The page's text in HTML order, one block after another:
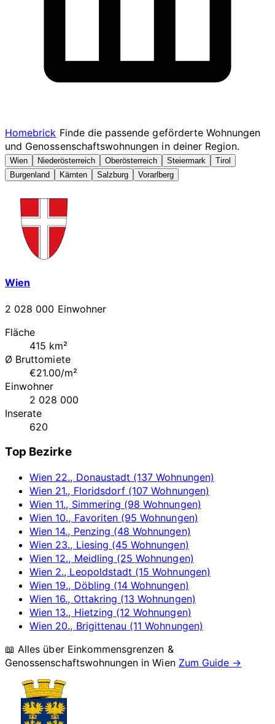
Homebrick Finde die passende geförderte Wohnungen
und Genossenschaftswohnungen in deiner Region.
Wien Niederösterreich Oberösterreich Steiermark
Tirol
Burgenland
Kärnten Salzburg Vorarlberg
Wien
2 028 000 Einwohner
Fläche
415 km²
Ø Bruttomiete
€21.00/m²
Einwohner
2 028 000
Inserate
620
Top Bezirke
Wien 22., Donaustadt (137 Wohnungen)
Wien 21., Floridsdorf (107 Wohnungen)
Wien 11., Simmering (98 Wohnungen)
Wien 10., Favoriten (95 Wohnungen)
Wien 14., Penzing (48 Wohnungen)
Wien 23., Liesing (45 Wohnungen)
Wien 12., Meidling (25 Wohnungen)
Wien 2., Leopoldstadt (15 Wohnungen)
Wien 19., Döbling (14 Wohnungen)
Wien 16., Ottakring (13 Wohnungen)
Wien 13., Hietzing (12 Wohnungen)
Wien 20., Brigittenau (11 Wohnungen)
📖 Alles über Einkommensgrenzen &
Genossenschaftswohnungen inWien Zum Guide →